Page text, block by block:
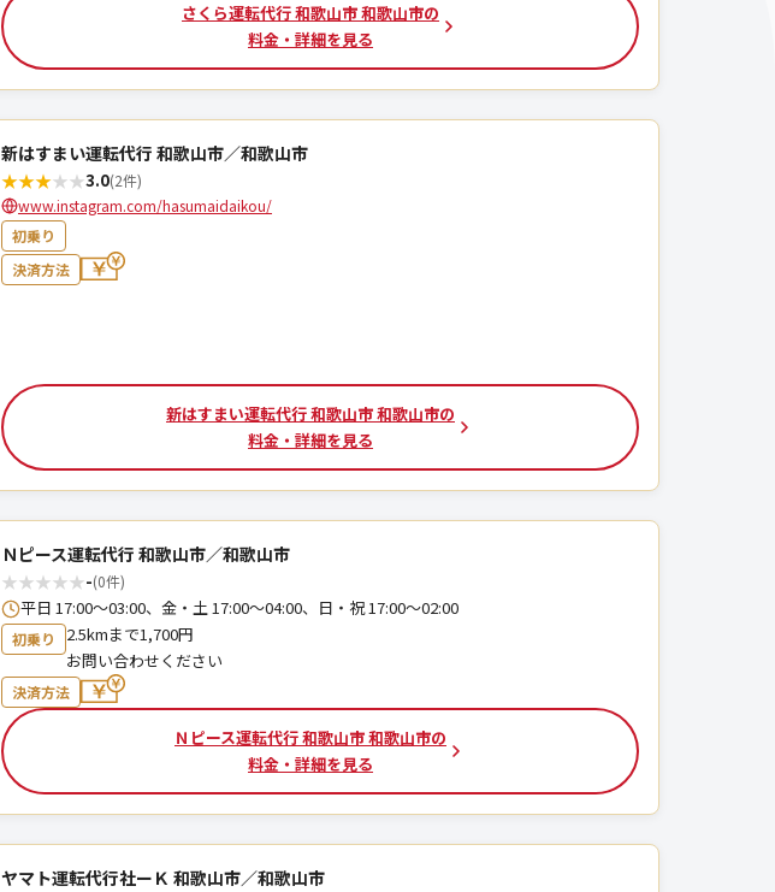
さくら運転代行 和歌山市 和歌山市の
料金・詳細を見る
新はすまい運転代行 和歌山市／和歌山市
★★★★★3.0(2件)
www.instagram.com/hasumaidaikou/
初乗り
決済方法
新はすまい運転代行 和歌山市 和歌山市の
料金・詳細を見る
Ｎピース運転代行 和歌山市／和歌山市
★★★★★-(0件)
平日 17:00～03:00、金・土 17:00〜04:00、日・祝 17:00〜02:00
初乗り
2.5kmまで1,700円
お問い合わせください
決済方法
Ｎピース運転代行 和歌山市 和歌山市の
料金・詳細を見る
ヤマト運転代行社ーＫ 和歌山市／和歌山市